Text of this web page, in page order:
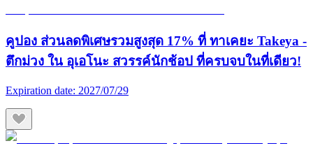
คูปอง ส่วนลดพิเศษรวมสูงสุด 17% ที่ ทาเคยะ Takeya -
ตึกม่วง ใน อุเอโนะ สวรรค์นักช้อป ที่ครบจบในที่เดียว!
Expiration date: 2027/07/29